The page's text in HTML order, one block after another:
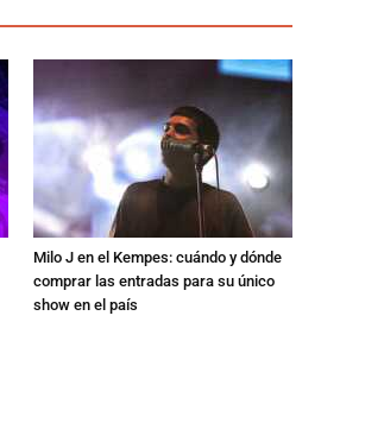
Milo J en el Kempes: cuándo y dónde
comprar las entradas para su único
show en el país